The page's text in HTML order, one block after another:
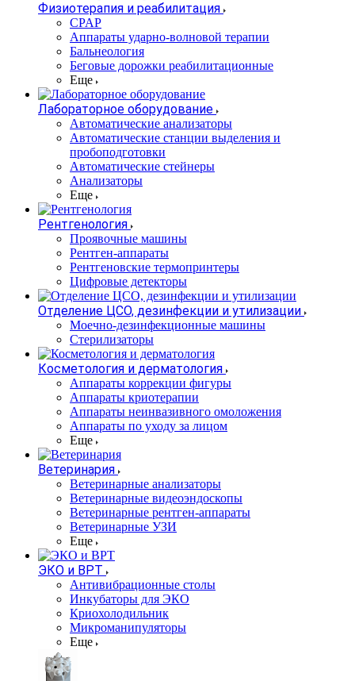
Физиотерапия и реабилитация
CPAP
Аппараты ударно-волновой терапии
Бальнеология
Беговые дорожки реабилитационные
Еще
Лабораторное оборудование
Автоматические анализаторы
Автоматические станции выделения и
пробоподготовки
Автоматические стейнеры
Анализаторы
Еще
Рентгенология
Проявочные машины
Рентген-аппараты
Рентгеновские термопринтеры
Цифровые детекторы
Отделение ЦСО, дезинфекции и утилизации
Моечно-дезинфекционные машины
Стерилизаторы
Косметология и дерматология
Аппараты коррекции фигуры
Аппараты криотерапии
Аппараты неинвазивного омоложения
Аппараты по уходу за лицом
Еще
Ветеринария
Ветеринарные анализаторы
Ветеринарные видеоэндоскопы
Ветеринарные рентген-аппараты
Ветеринарные УЗИ
Еще
ЭКО и ВРТ
Антивибрационные столы
Инкубаторы для ЭКО
Криохолодильник
Микроманипуляторы
Еще